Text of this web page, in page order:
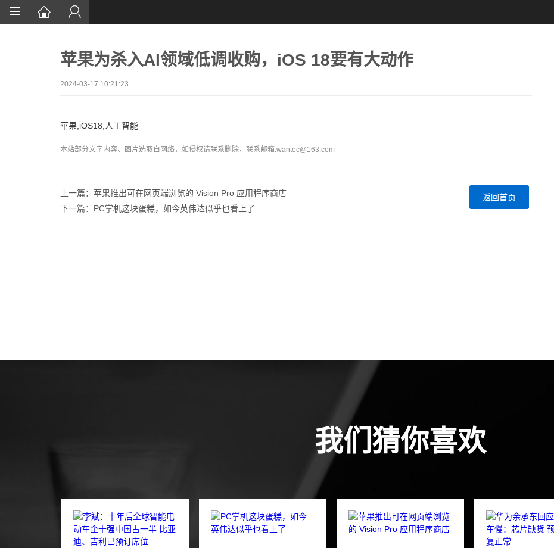
苹果为杀入AI领域低调收购，iOS 18要有大动作
2024-03-17 10:21:23
苹果,iOS18,人工智能
本站部分文字内容、图片选取自网络，如侵权请联系删除，联系邮箱:wantec@163.com
返回首页
上一篇：苹果推出可在网页端浏览的 Vision Pro 应用程序商店
下一篇：PC掌机这块蛋糕，如今英伟达似乎也看上了
我们猜你喜欢